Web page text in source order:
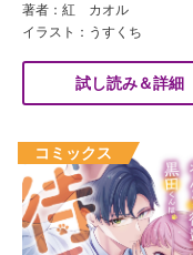
著者：紅 カオル
イラスト：うすくち
試し読み＆詳細